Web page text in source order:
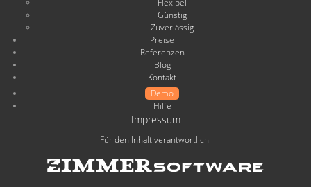
Flexibel
Günstig
Zuverlässig
Preise
Referenzen
Blog
Kontakt
Demo
Hilfe
Impressum
Für den Inhalt verantwortlich: